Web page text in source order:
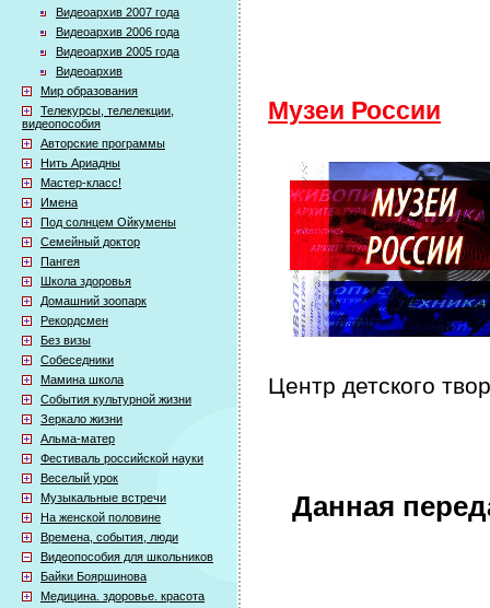
Видеоархив 2007 года
Видеоархив 2006 года
Видеоархив 2005 года
Видеоархив
Мир образования
Телекурсы, телелекции,
видеопособия
Авторские программы
Нить Ариадны
Мастер-класс!
Имена
Под солнцем Ойкумены
Семейный доктор
Пангея
Школа здоровья
Домашний зоопарк
Рекордсмен
Без визы
Собеседники
Мамина школа
События культурной жизни
Зеркало жизни
Альма-матер
Фестиваль российской науки
Веселый урок
Музыкальные встречи
На женской половине
Времена, события, люди
Видеопособия для школьников
Байки Бояршинова
Медицина. здоровье. красота
Музеи России
Центр детского
Данная